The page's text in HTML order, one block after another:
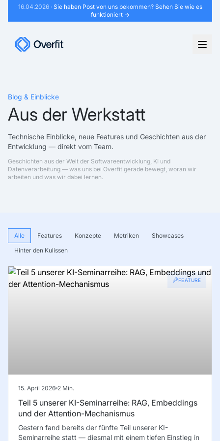
16.04.2026· Sie haben Post von uns bekommen? Sehen Sie wie es
funktioniert →
Blog & Einblicke
Aus der Werkstatt
Technische Einblicke, neue Features und Geschichten aus der
Entwicklung — direkt vom Team.
Geschichten aus der Welt der Softwareentwicklung, KI und
Datenverarbeitung — was uns bei Overfit gerade bewegt, woran wir
arbeiten und was wir dabei lernen.
Alle Features Konzepte Metriken
Showcases
Hinter den Kulissen
FEATURE
15. April 2026 2 Min.
Teil 5 unserer KI-Seminarreihe: RAG, Embeddings
und der Attention-Mechanismus
Gestern fand bereits der fünfte Teil unserer KI-
Seminarreihe statt — diesmal mit einem tiefen Einstieg in